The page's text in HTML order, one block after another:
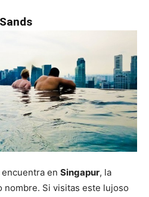
en Singapur, la
nombre. Si visitas este lujoso